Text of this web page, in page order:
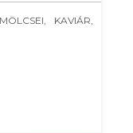
KAVIÁR,